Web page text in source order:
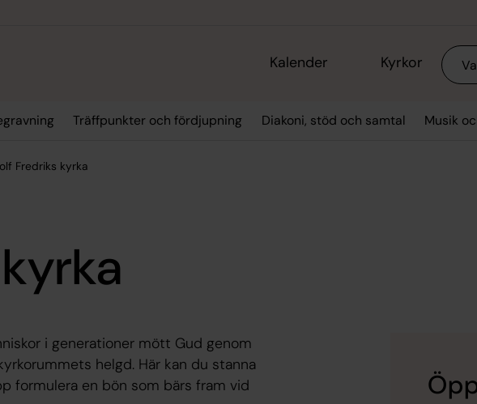
Kalender Kyrkor Sök
Träffpunkter och fördjupning Diakoni, stöd och samtal Musik
Fredriks kyrka
i generationer mött Gud genom
helgd. Här kan du stanna
formulera en bön som bärs fram vid